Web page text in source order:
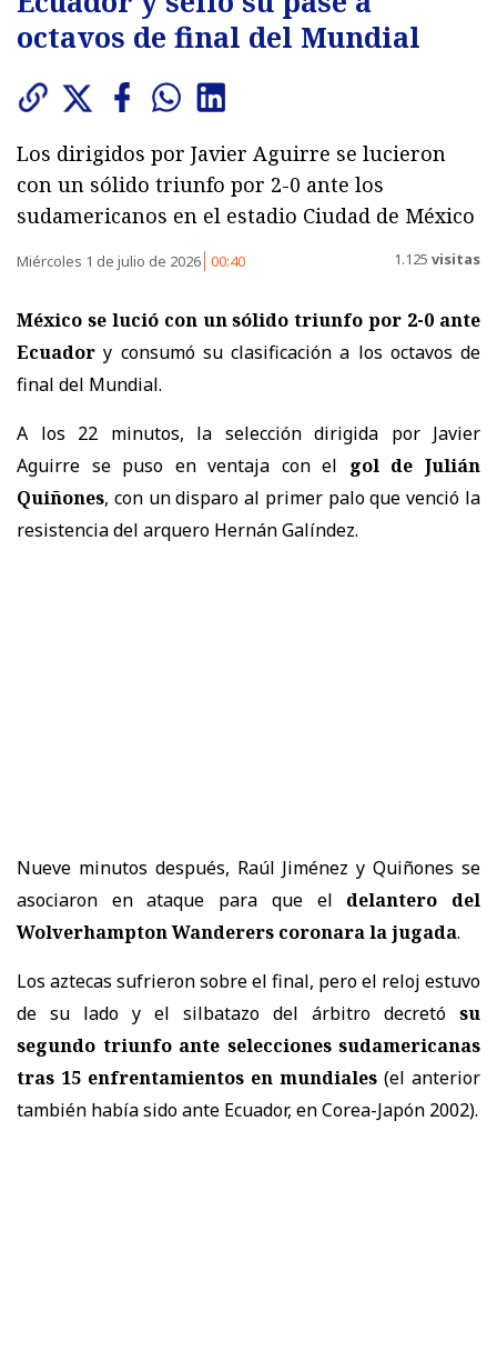
octavos de final del Mundial
Los dirigidos por Javier Aguirre se lucieron
con un sólido triunfo por 2-0 ante los
sudamericanos en el estadio Ciudad de México
Miércoles 1 de julio de 2026 00:40 1.125 visitas
México se lució con un sólido triunfo por 2-0 ante
Ecuador y consumó su clasificación a los octavos de
final del Mundial.
A los 22 minutos, la selección dirigida por Javier
Aguirre se puso en ventaja con el gol de Julián
Quiñones, con un disparo al primer palo que venció la
resistencia del arquero Hernán Galíndez.
Nueve minutos después, Raúl Jiménez y Quiñones se
asociaron en ataque para que el delantero del
Wolverhampton Wanderers coronara la jugada.
Los aztecas sufrieron sobre el final, pero el reloj estuvo
de su lado y el silbatazo del árbitro decretó su
segundo triunfo ante selecciones sudamericanas
tras 15 enfrentamientos en mundiales (el anterior
también había sido ante Ecuador, en Corea-Japón 2002).